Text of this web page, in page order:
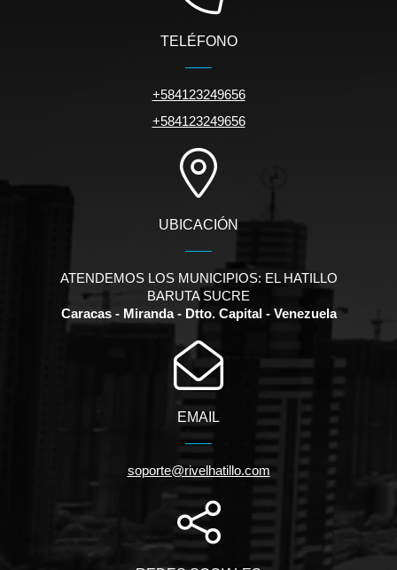
TELÉFONO
+584123249656
+584123249656
UBICACIÓN
ATENDEMOS LOS MUNICIPIOS: EL HATILLO
BARUTA SUCRE
Caracas - Miranda - Dtto. Capital - Venezuela
EMAIL
soporte@rivelhatillo.com